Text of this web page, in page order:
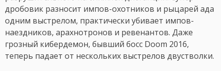
дробовик разносит импов-охотников и рыцарей ада
одним выстрелом, практически убивает импов-
наездников, арахнотронов и ревенантов. Даже
грозный кибердемон, бывший босс Doom 2016,
теперь падает от нескольких выстрелов двустволки.